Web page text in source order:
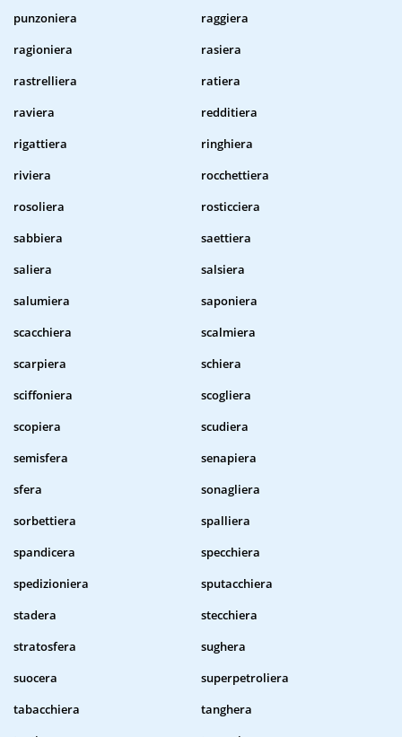
punzoniera
raggiera
ragioniera
rasiera
rastrelliera
ratiera
raviera
redditiera
rigattiera
ringhiera
riviera
rocchettiera
rosoliera
rosticciera
sabbiera
saettiera
saliera
salsiera
salumiera
saponiera
scacchiera
scalmiera
scarpiera
schiera
sciffoniera
scogliera
scopiera
scudiera
semisfera
senapiera
sfera
sonagliera
sorbettiera
spalliera
spandicera
specchiera
spedizioniera
sputacchiera
stadera
stecchiera
stratosfera
sughera
suocera
superpetroliera
tabacchiera
tanghera